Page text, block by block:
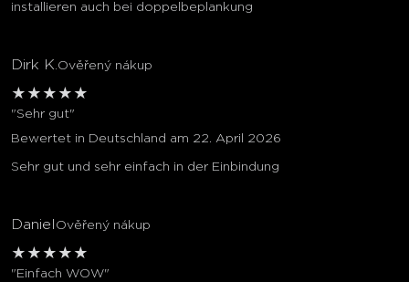
installieren auch bei doppelbeplankung
Dirk K.Ověřený nákup
★ ★ ★ ★ ★
"Sehr gut"
Bewertet in Deutschland am 22. April 2026
Sehr gut und sehr einfach in der Einbindung
Daniel Ověřený nákup
★ ★ ★ ★ ★
"Einfach WOW"